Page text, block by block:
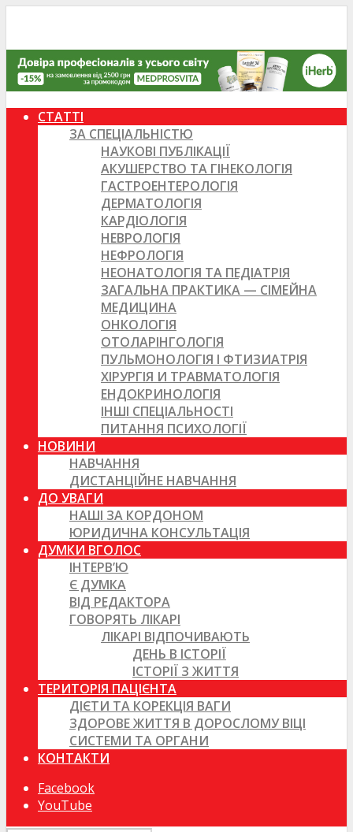
СТАТТІ
ЗА СПЕЦІАЛЬНІСТЮ
НАУКОВІ ПУБЛІКАЦІЇ
АКУШЕРСТВО ТА ГІНЕКОЛОГІЯ
ГАСТРОЕНТЕРОЛОГІЯ
ДЕРМАТОЛОГІЯ
КАРДІОЛОГІЯ
НЕВРОЛОГІЯ
НЕФРОЛОГІЯ
НЕОНАТОЛОГІЯ ТА ПЕДІАТРІЯ
ЗАГАЛЬНА ПРАКТИКА — СІМЕЙНА
МЕДИЦИНА
ОНКОЛОГІЯ
ОТОЛАРІНГОЛОГІЯ
ПУЛЬМОНОЛОГІЯ І ФТИЗИАТРІЯ
ХІРУРГІЯ И ТРАВМАТОЛОГІЯ
ЕНДОКРИНОЛОГІЯ
ІНШІ СПЕЦІАЛЬНОСТІ
ПИТАННЯ ПСИХОЛОГІЇ
НОВИНИ
НАВЧАННЯ
ДИСТАНЦІЙНЕ НАВЧАННЯ
ДО УВАГИ
НАШІ ЗА КОРДОНОМ
ЮРИДИЧНА КОНСУЛЬТАЦІЯ
ДУМКИ ВГОЛОС
ІНТЕРВ’Ю
Є ДУМКА
ВІД РЕДАКТОРА
ГОВОРЯТЬ ЛІКАРІ
ЛІКАРІ ВІДПОЧИВАЮТЬ
ДЕНЬ В ІСТОРІЇ
ІСТОРІЇ З ЖИТТЯ
ТЕРИТОРІЯ ПАЦІЄНТА
ДІЄТИ ТА КОРЕКЦІЯ ВАГИ
ЗДОРОВЕ ЖИТТЯ В ДОРОСЛОМУ ВІЦІ
СИСТЕМИ ТА ОРГАНИ
КОНТАКТИ
Facebook
YouTube